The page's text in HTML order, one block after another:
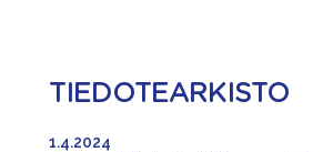
TIEDOTEARKISTO
1.4.2024